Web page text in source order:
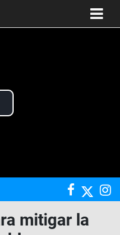
mitigar la